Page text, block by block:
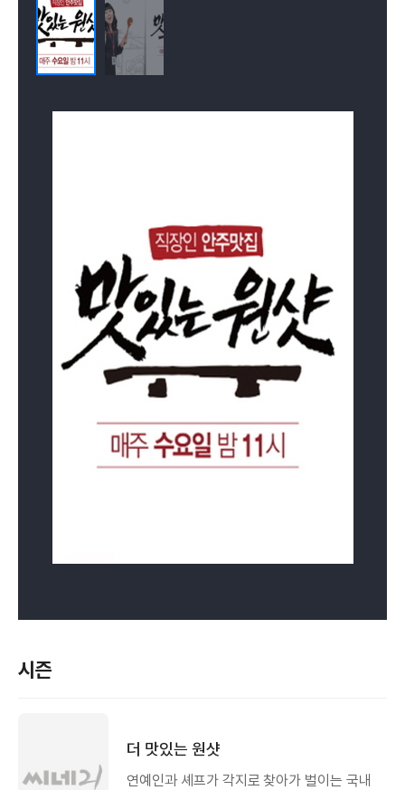
시즌
더 맛있는 원샷
연예인과 셰프가 각지로 찾아가 벌이는 국내